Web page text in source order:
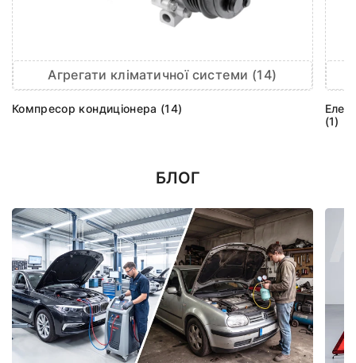
Агрегати кліматичної системи (14)
Компресор кондиціонера (14)
(1)
БЛОГ